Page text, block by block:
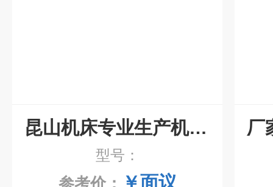
昆山机床专业生产机床工作灯
型号：
参考价： ￥面议